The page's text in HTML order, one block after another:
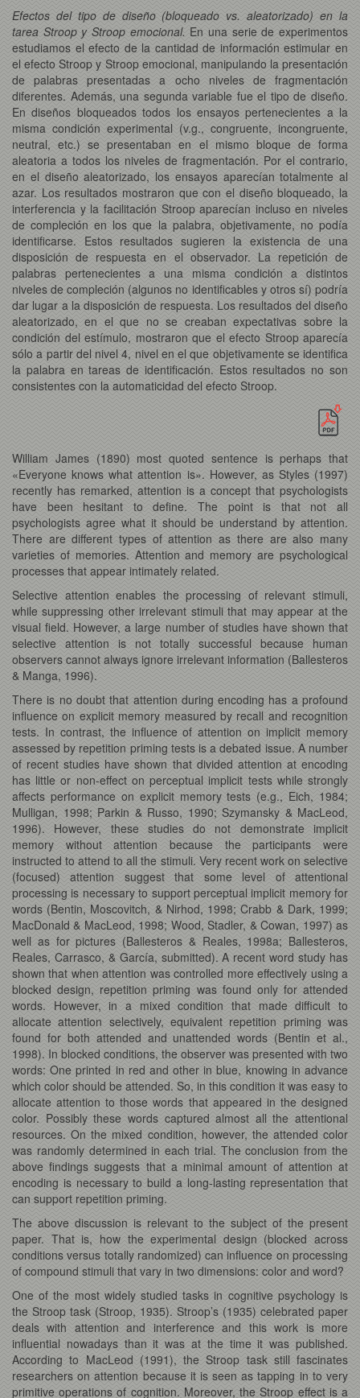
Efectos del tipo de diseño (bloqueado vs. aleatorizado) en la
tarea Stroop y Stroop emocional. En una serie de experimentos
estudiamos el efecto de la cantidad de información estimular en
el efecto Stroop y Stroop emocional, manipulando la presentación
de palabras presentadas a ocho niveles de fragmentación
diferentes. Además, una segunda variable fue el tipo de diseño.
En diseños bloqueados todos los ensayos pertenecientes a la
misma condición experimental (v.g., congruente, incongruente,
neutral, etc.) se presentaban en el mismo bloque de forma
aleatoria a todos los niveles de fragmentación. Por el contrario,
en el diseño aleatorizado, los ensayos aparecían totalmente al
azar. Los resultados mostraron que con el diseño bloqueado, la
interferencia y la facilitación Stroop aparecían incluso en niveles
de compleción en los que la palabra, objetivamente, no podía
identificarse. Estos resultados sugieren la existencia de una
disposición de respuesta en el observador. La repetición de
palabras pertenecientes a una misma condición a distintos
niveles de compleción (algunos no identificables y otros sí) podría
dar lugar a la disposición de respuesta. Los resultados del diseño
aleatorizado, en el que no se creaban expectativas sobre la
condición del estímulo, mostraron que el efecto Stroop aparecía
sólo a partir del nivel 4, nivel en el que objetivamente se identifica
la palabra en tareas de identificación. Estos resultados no son
consistentes con la automaticidad del efecto Stroop.
William James (1890) most quoted sentence is perhaps that
«Everyone knows what attention is». However, as Styles (1997)
recently has remarked, attention is a concept that psychologists
have been hesitant to define. The point is that not all
psychologists agree what it should be understand by attention.
There are different types of attention as there are also many
varieties of memories. Attention and memory are psychological
processes that appear intimately related.
Selective attention enables the processing of relevant stimuli,
while suppressing other irrelevant stimuli that may appear at the
visual field. However, a large number of studies have shown that
selective attention is not totally successful because human
observers cannot always ignore irrelevant information (Ballesteros
& Manga, 1996).
There is no doubt that attention during encoding has a profound
influence on explicit memory measured by recall and recognition
tests. In contrast, the influence of attention on implicit memory
assessed by repetition priming tests is a debated issue. A number
of recent studies have shown that divided attention at encoding
has little or non-effect on perceptual implicit tests while strongly
affects performance on explicit memory tests (e.g., Eich, 1984;
Mulligan, 1998; Parkin & Russo, 1990; Szymansky & MacLeod,
1996). However, these studies do not demonstrate implicit
memory without attention because the participants were
instructed to attend to all the stimuli. Very recent work on selective
(focused) attention suggest that some level of attentional
processing is necessary to support perceptual implicit memory for
words (Bentin, Moscovitch, & Nirhod, 1998; Crabb & Dark, 1999;
MacDonald & MacLeod, 1998; Wood, Stadler, & Cowan, 1997) as
well as for pictures (Ballesteros & Reales, 1998a; Ballesteros,
Reales, Carrasco, & García, submitted). A recent word study has
shown that when attention was controlled more effectively using a
blocked design, repetition priming was found only for attended
words. However, in a mixed condition that made difficult to
allocate attention selectively, equivalent repetition priming was
found for both attended and unattended words (Bentin et al.,
1998). In blocked conditions, the observer was presented with two
words: One printed in red and other in blue, knowing in advance
which color should be attended. So, in this condition it was easy to
allocate attention to those words that appeared in the designed
color. Possibly these words captured almost all the attentional
resources. On the mixed condition, however, the attended color
was randomly determined in each trial. The conclusion from the
above findings suggests that a minimal amount of attention at
encoding is necessary to build a long-lasting representation that
can support repetition priming.
The above discussion is relevant to the subject of the present
paper. That is, how the experimental design (blocked across
conditions versus totally randomized) can influence on processing
of compound stimuli that vary in two dimensions: color and word?
One of the most widely studied tasks in cognitive psychology is
the Stroop task (Stroop, 1935). Stroop’s (1935) celebrated paper
deals with attention and interference and this work is more
influential nowadays than it was at the time it was published.
According to MacLeod (1991), the Stroop task still fascinates
researchers on attention because it is seen as tapping in to very
primitive operations of cognition. Moreover, the Stroop effect is a